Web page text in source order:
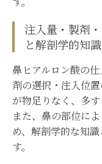
注入量・製剤
と解剖学的知
鼻ヒアルロン酸の
剤の選択・注入位
が物足りなく、多
また、鼻の部位に
め、解剖学的な知
す。